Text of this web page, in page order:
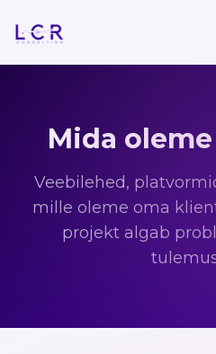
Mida
Veebilehed,
mille oleme oma
projekt algab